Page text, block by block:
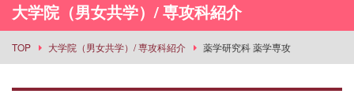
大学院（男女共学）/ 専攻科紹介
TOP 大学院（男女共学）/ 専攻科紹介 薬学研究科 薬学専攻